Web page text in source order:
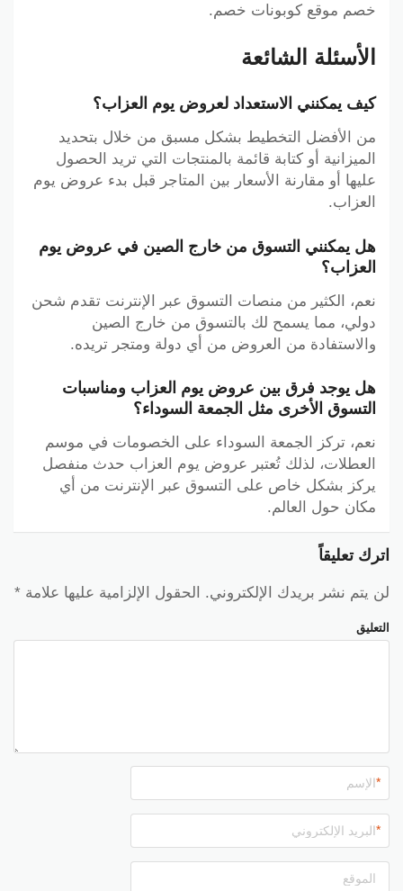
خصم موقع كوبونات خصم.
الأسئلة الشائعة
كيف يمكنني الاستعداد لعروض يوم العزاب؟
من الأفضل التخطيط بشكل مسبق من خلال بتحديد
الميزانية أو كتابة قائمة بالمنتجات التي تريد الحصول
عليها أو مقارنة الأسعار بين المتاجر قبل بدء عروض يوم
العزاب.
هل يمكنني التسوق من خارج الصين في عروض يوم
العزاب؟
نعم، الكثير من منصات التسوق عبر الإنترنت تقدم شحن
دولي، مما يسمح لك بالتسوق من خارج الصين
والاستفادة من العروض من أي دولة ومتجر تريده.
هل يوجد فرق بين عروض يوم العزاب ومناسبات
التسوق الأخرى مثل الجمعة السوداء؟
نعم، تركز الجمعة السوداء على الخصومات في موسم
العطلات، لذلك تُعتبر عروض يوم العزاب حدث منفصل
يركز بشكل خاص على التسوق عبر الإنترنت من أي
مكان حول العالم.
اترك تعليقاً
لن يتم نشر بريدك الإلكتروني. الحقول الإلزامية عليها علامة *
التعليق
*
*